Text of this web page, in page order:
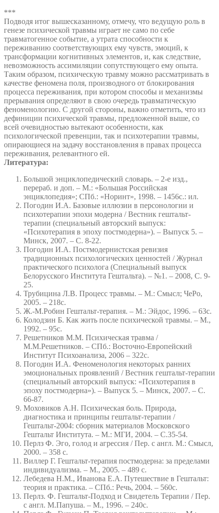
***
Подводя итог вышесказанному, отмечу, что ведущую роль в
генезе психической травмы играет не само по себе
травматогенное событие, а утрата способности к
переживанию соответствующих ему чувств, эмоций, к
трансформации когнитивных элементов, и, как следствие,
невозможность ассимиляции сопутствующего ему опыта.
Таким образом, психическую травму можно рассматривать в
качестве феномена поля, производного от блокирования
процесса переживания, при котором способы и механизмы
прерывания определяют в свою очередь травматическую
феноменологию. С другой стороны, важно отметить, что из
дефиниции психической травмы, предложенной выше, со
всей очевидностью вытекают особенности, как
психологической превенции, так и психотерапии травмы,
опирающиеся на задачу восстановления в правах процесса
переживания, релевантного ей.
Литература:
Большой энциклопедический словарь. – 2-е изд.,
перераб. и доп. – М.: «Большая Российская
энциклопедия»; СПб.: «Норинт», 1998. – 1456с.: ил.
Погодин И.А. Базовые иллюзии в персонологии и
психотерапии эпохи модерна / Вестник гештальт-
терапии (специальный авторский выпуск:
«Психотерапия в эпоху постмодерна»). – Выпуск 5. –
Минск, 2007. – С. 8-22.
Погодин И.А. Постмодернистская ревизия
традиционных психологических ценностей / Журнал
практического психолога (Специальный выпуск
Белорусского Института Гештальта). – №1. – 2008, С. 9-
25.
Трубицина Л.В. Процесс травмы. – М.: Смысл; ЧеРо,
2005. – 218с.
Ж.-М.Робин Гештальт-терапия. – М.: Эйдос, 1996. – 63с.
Колодзин Б. Как жить после психической травмы. – М.,
1992. – 95с.
Решетников М.М. Психическая травма /
М.М.Решетников. – СПб.: Восточно-Европейский
Институт Психоанализа, 2006 – 322с.
Погодин И.А. Феноменология некоторых ранних
эмоциональных проявлений / Вестник гештальт-терапии
(специальный авторский выпуск: «Психотерапия в
эпоху постмодерна»). – Выпуск 5. – Минск, 2007. – С.
66-87.
Моховиков А.Н. Психическая боль. Природа,
диагностика и принципы гештальт-терапии /
Гештальт-2004: сборник материалов Московского
Гештальт Института. – М.: МГИ, 2004. – С.35-54.
Перлз Ф. Эго, голод и агрессия / Пер. с англ. М.: Смысл,
2000. – 358 с.
Виллер Г. Гештальт-терапия постмодерна: за пределами
индивидуализма. – М., 2005. – 489 с.
Лебедева Н.М., Иванова Е.А. Путешествие в Гештальт:
теория и практика. – СПб.: Речь, 2004. – 560с.
Перлз. Ф. Гештальт-Подход и Свидетель Терапии / Пер.
с англ. М.Папуша. – М., 1996. – 240с.